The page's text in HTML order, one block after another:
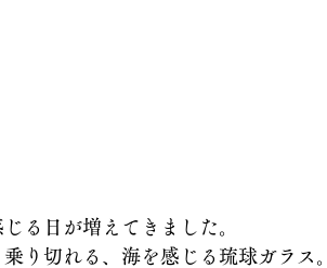
る日が増えてきました。
り切れる、海を感じる琉球ガラス。